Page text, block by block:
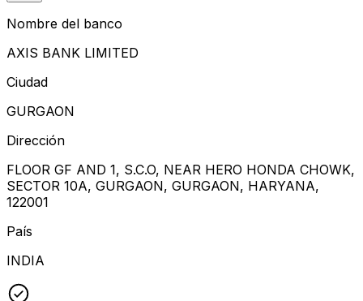
Nombre del banco
AXIS BANK LIMITED
Ciudad
GURGAON
Dirección
FLOOR GF AND 1, S.C.O, NEAR HERO HONDA CHOWK,
SECTOR 10A, GURGAON, GURGAON, HARYANA,
122001
País
INDIA